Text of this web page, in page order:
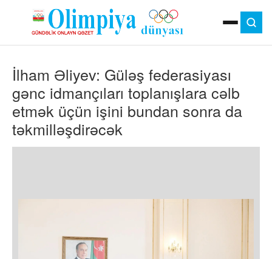
MOK
OLIMPIYA OYUNLARI
ÇAP VERSIYASI
TV
GÜNDƏM
İDMAN
OLIMPIYA HƏRƏKATI
İlham Əliyev: Güləş federasiyası
gənc idmançıları toplanışlara cəlb
etmək üçün işini bundan sonra da
təkmilləşdirəcək